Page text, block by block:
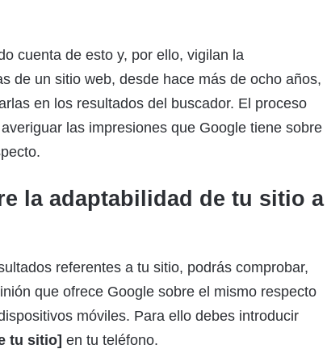
cuenta de esto y, por ello, vigilan la
de un sitio web, desde hace más de ocho años,
en los resultados del buscador. El proceso
las impresiones que Google tiene sobre
la adaptabilidad de tu sitio a
referentes a tu sitio, podrás comprobar,
que ofrece Google sobre el mismo respecto
móviles. Para ello debes introducir
tu sitio] en tu teléfono.